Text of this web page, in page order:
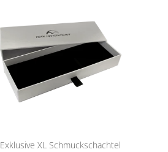
Exklusive XL Schmuckschachtel